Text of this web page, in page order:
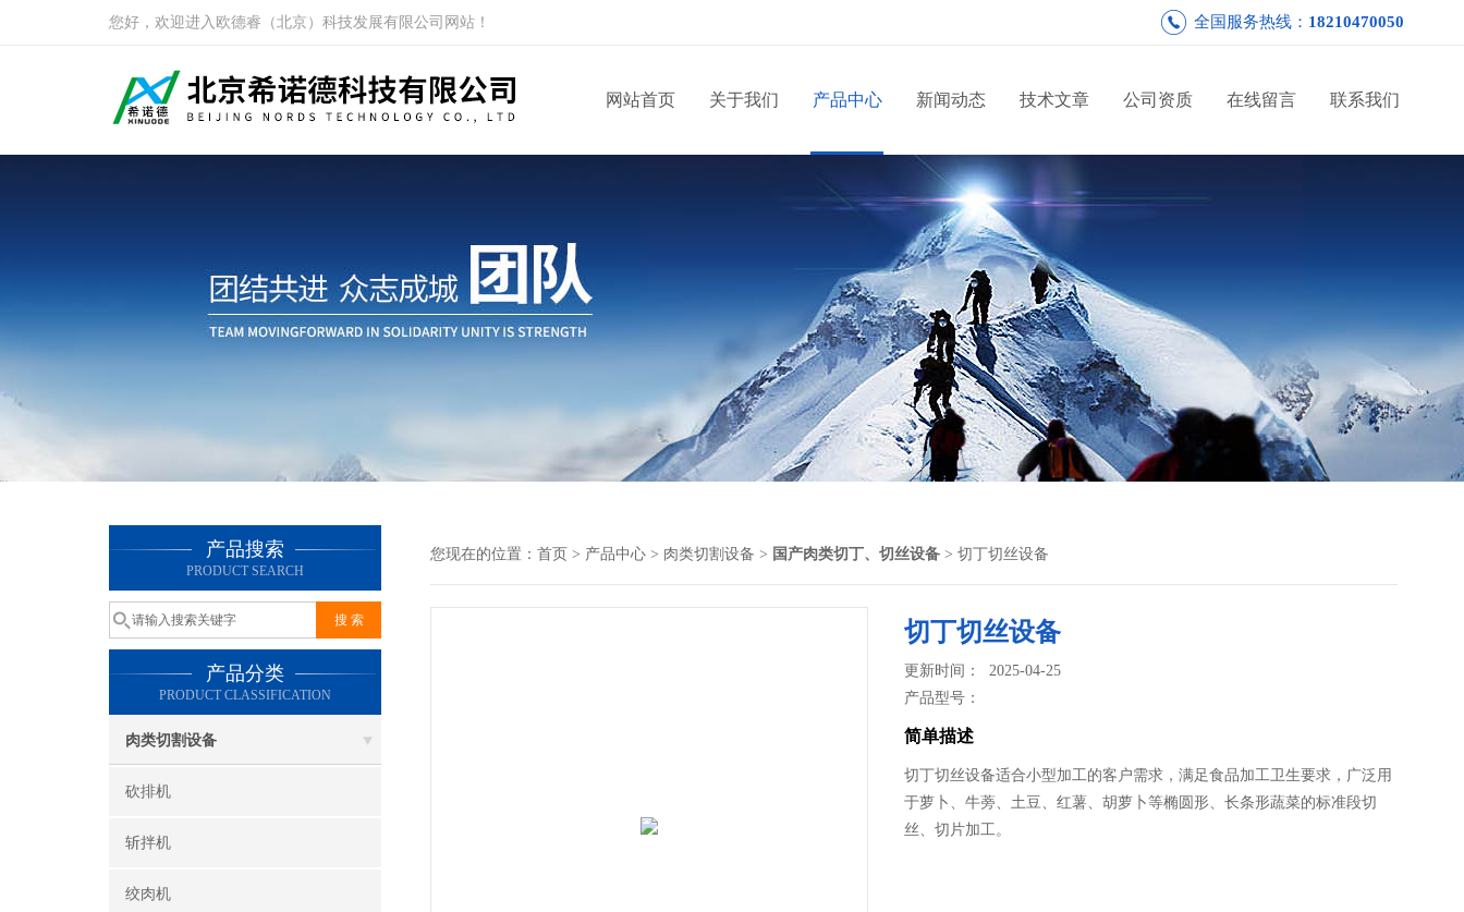
您好，欢迎进入欧德睿（北京）科技发展有限公司网站！ 全国服务热线： 18210470050
网站首页 关于我们 产品中心 新闻动态 技术文章 公司资质 在线留言 联系我们
产品搜索
PRODUCT SEARCH
产品分类
PRODUCT CLASSIFICATION
肉类切割设备
砍排机
斩拌机
绞肉机
您现在的位置： 首页 > 产品中心 > 肉类切割设备 > 国产肉类切丁、切丝设备 > 切丁切丝设备
切丁切丝设备
更新时间： 2025-04-25
产品型号：
简单描述
切丁切丝设备适合小型加工的客户需求，满足食品加工卫生要求，广泛用
于萝卜、牛蒡、土豆、红薯、胡萝卜等椭圆形、长条形蔬菜的标准段切
丝、切片加工。